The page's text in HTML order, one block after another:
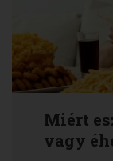
Miért
vagy